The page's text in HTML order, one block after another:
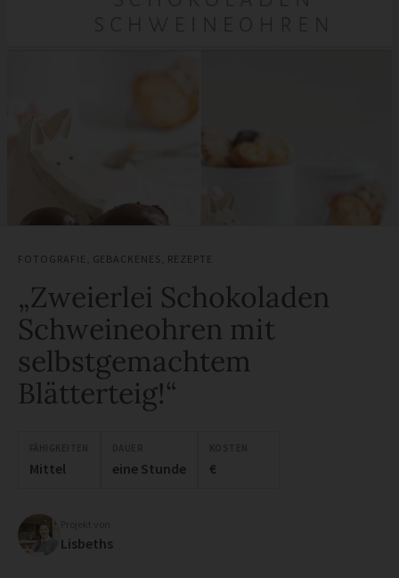
FOTOGRAFIE GEBACKENES REZEPTE
„Zweierlei Schokoladen
Schweineohren mit
selbstgemachtem
Blätterteig!“
Mittel eine Stunde €
Lisbeths